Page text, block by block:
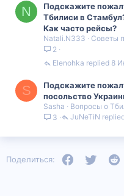
N
Подскажите
Тбилиси в
Как часто рейсы?
Natali.N333
Советы
2
8
Elenohka
S
Подскажите
посольство
Sasha
Вопросы о
3
JuNeTiN
Поделиться: FacebookTwitter